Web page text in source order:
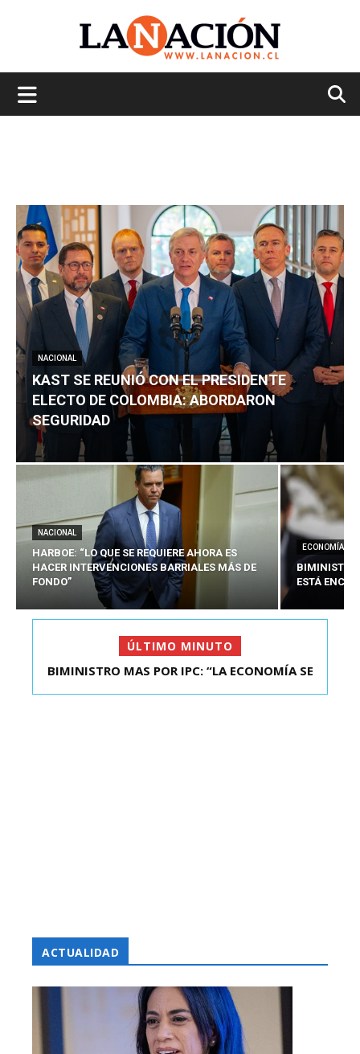
NACIONAL
KAST SE REUNIÓ CON EL PRESIDENTE
ELECTO DE COLOMBIA: ABORDARON
SEGURIDAD
NACIONAL
HARBOE: “LO QUE SE REQUIERE AHORA ES
HACER INTERVENCIONES BARRIALES MÁS DE
FONDO”
ECONOMÍA
BIMINISTRO
ESTÁ
ÚLTIMO MINUTO
KAST SE REUNIÓ CON EL PRESIDENTE ELECTO DE
BIMINISTRO MAS POR IPC: “LA ECONOMÍA SE
ACTUALIDAD